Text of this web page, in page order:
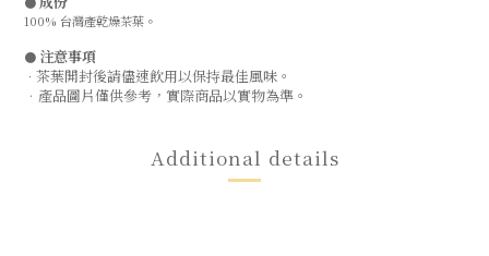
100% 台灣產乾燥茶葉。
● 注意事項
• 茶葉開封後請儘速飲用以保持最佳風味。
•產品圖片僅供參考，實際商品以實物為準。
Additional details